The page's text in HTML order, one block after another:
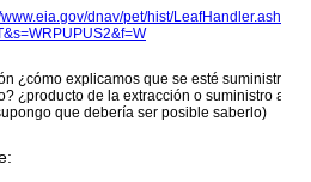
dnav/pet/hist/LeafHandler.ashx?
¿cómo explicamos que se esté
¿producto de la extracción o suministro a
que debería ser posible saberlo)